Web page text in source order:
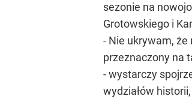
sezonie na
Grotowskiego i
- Nie ukrywam, że
przeznaczony na
- wystarczy
wydziałów